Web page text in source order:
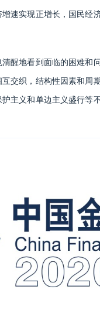
速实现正增长，国民经
醒地看到面临的困难和
交织，结构性因素和周
主义和单边主义盛行等